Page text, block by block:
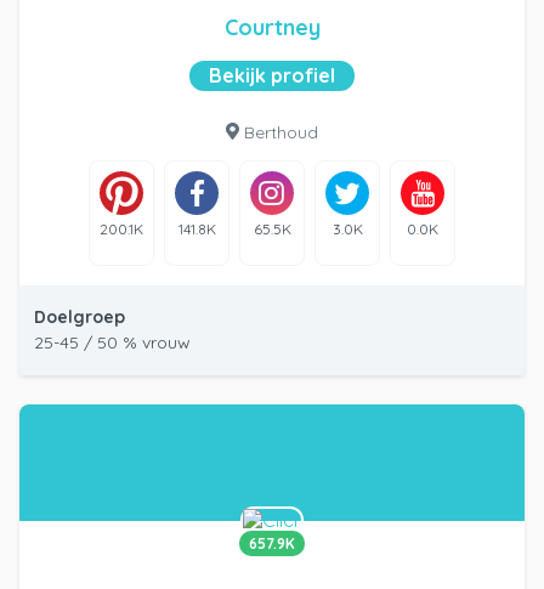
Courtney
Bekijk profiel
Berthoud
200.1K 141.8K 65.5K 3.0K 0.0K
Doelgroep
25-45 / 50 % vrouw
657.9K